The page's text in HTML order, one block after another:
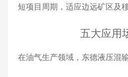
短项目周期，适应边远矿区及
五大应用
在油气生产领域，东德液压混